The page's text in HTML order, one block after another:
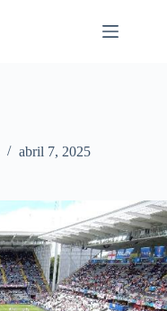
abril 7, 2025